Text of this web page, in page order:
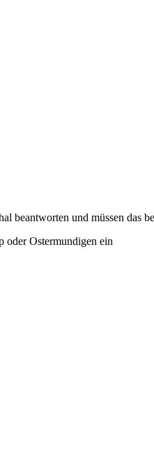
beantworten und müssen das
oder Ostermundigen ein